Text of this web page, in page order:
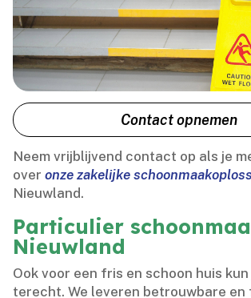
Contact opnemen
Neem vrijblijvend contact op als je
overonze zakelijke
Nieuwland.​
Particulier
Nieuwland
Ook voor een fris en schoon huis kun
terecht.​ We leveren betrouwbare en